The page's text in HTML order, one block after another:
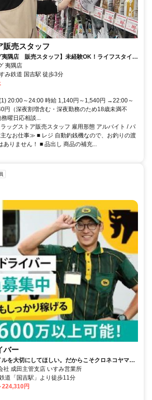
販売スタッフ
夷隅店 販売スタッフ】未経験OK！ライフスタイル
◎夷隅店
み鉄道 国吉駅 徒歩3分
20:00～24:00 時給 1,140円～1,540円 →22:00～
円（深夜割増含む・深夜勤務のため18歳未満不
曜日応相談...
ッグストア販売スタッフ 雇用形態 アルバイト / パ
なお仕事≫ ■ レジ 自動釣銭機なので、お釣りの渡
ありません！ ■ 品出し 商品の補充...
バー
を大切にしてほしい。だからこそクロネコヤマト
社 成田主管支店 いすみ営業所
道「国吉駅」より徒歩11分
224,310円